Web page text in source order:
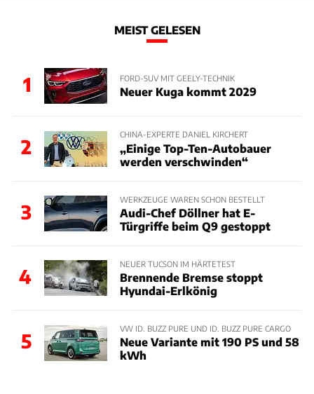
MEIST GELESEN
1 FORD-SUV MIT GEELY-TECHNIK
Neuer Kuga kommt 2029
2
CHINA-EXPERTE DANIEL KIRCHERT
„Einige Top-Ten-Autobauer
werden verschwinden“
3
WERKZEUGE WAREN SCHON BESTELLT
Audi-Chef Döllner hat E-
Türgriffe beim Q9 gestoppt
4
NEUER TUCSON IM HÄRTETEST
Brennende Bremse stoppt
Hyundai-Erlkönig
5
VW ID. BUZZ PURE UND ID. BUZZ PURE CARGO
Neue Variante mit 190 PS und 58
kWh